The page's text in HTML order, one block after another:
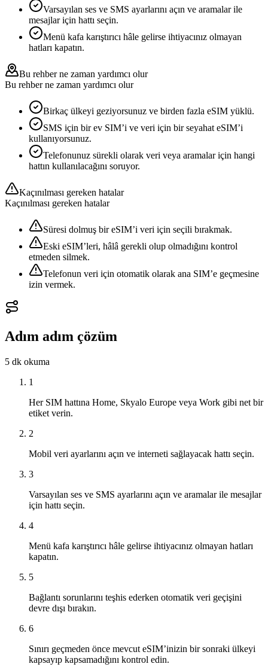
Varsayılan ses ve SMS ayarlarını açın ve aramalar ile
mesajlar için hattı seçin.
Menü kafa karıştırıcı hâle gelirse ihtiyacınız olmayan
hatları kapatın.
Bu rehber ne zaman yardımcı olur
Bu rehber ne zaman yardımcı olur
Birkaç ülkeyi geziyorsunuz ve birden fazla eSIM yüklü.
SMS için bir ev SIM’i ve veri için bir seyahat eSIM’i
kullanıyorsunuz.
Telefonunuz sürekli olarak veri veya aramalar için hangi
hattın kullanılacağını soruyor.
Kaçınılması gereken hatalar
Kaçınılması gereken hatalar
Süresi dolmuş bir eSIM’i veri için seçili bırakmak.
Eski eSIM’leri, hâlâ gerekli olup olmadığını kontrol
etmeden silmek.
Telefonun veri için otomatik olarak ana SIM’e geçmesine
izin vermek.
Adım adım çözüm
5 dk okuma
1
Her SIM hattına Home, Skyalo Europe veya Work gibi net bir
etiket verin.
2
Mobil veri ayarlarını açın ve interneti sağlayacak hattı seçin.
3
Varsayılan ses ve SMS ayarlarını açın ve aramalar ile mesajlar
için hattı seçin.
4
Menü kafa karıştırıcı hâle gelirse ihtiyacınız olmayan hatları
kapatın.
5
Bağlantı sorunlarını teşhis ederken otomatik veri geçişini
devre dışı bırakın.
6
Sınırı geçmeden önce mevcut eSIM’inizin bir sonraki ülkeyi
kapsayıp kapsamadığını kontrol edin.